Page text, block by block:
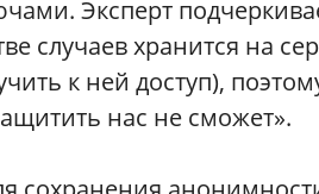
Эксперт
случаев хранится на
к ней доступ),
нас не сможет».